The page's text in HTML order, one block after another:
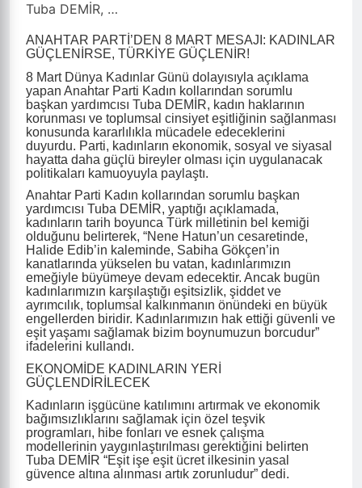
Tuba DEMİR, …
ANAHTAR PARTİ’DEN 8 MART MESAJI: KADINLAR
GÜÇLENİRSE, TÜRKİYE GÜÇLENİR!
8 Mart Dünya Kadınlar Günü dolayısıyla açıklama
yapan Anahtar Parti Kadın kollarından sorumlu
başkan yardımcısı Tuba DEMİR, kadın haklarının
korunması ve toplumsal cinsiyet eşitliğinin sağlanması
konusunda kararlılıkla mücadele edeceklerini
duyurdu. Parti, kadınların ekonomik, sosyal ve siyasal
hayatta daha güçlü bireyler olması için uygulanacak
politikaları kamuoyuyla paylaştı.
Anahtar Parti Kadın kollarından sorumlu başkan
yardımcısı Tuba DEMİR, yaptığı açıklamada,
kadınların tarih boyunca Türk milletinin bel kemiği
olduğunu belirterek, “Nene Hatun’un cesaretinde,
Halide Edib’in kaleminde, Sabiha Gökçen’in
kanatlarında yükselen bu vatan, kadınlarımızın
emeğiyle büyümeye devam edecektir. Ancak bugün
kadınlarımızın karşılaştığı eşitsizlik, şiddet ve
ayrımcılık, toplumsal kalkınmanın önündeki en büyük
engellerden biridir. Kadınlarımızın hak ettiği güvenli ve
eşit yaşamı sağlamak bizim boynumuzun borcudur”
ifadelerini kullandı.
EKONOMİDE KADINLARIN YERİ
GÜÇLENDİRİLECEK
Kadınların işgücüne katılımını artırmak ve ekonomik
bağımsızlıklarını sağlamak için özel teşvik
programları, hibe fonları ve esnek çalışma
modellerinin yaygınlaştırılması gerektiğini belirten
Tuba DEMİR “Eşit işe eşit ücret ilkesinin yasal
güvence altına alınması artık zorunludur” dedi.